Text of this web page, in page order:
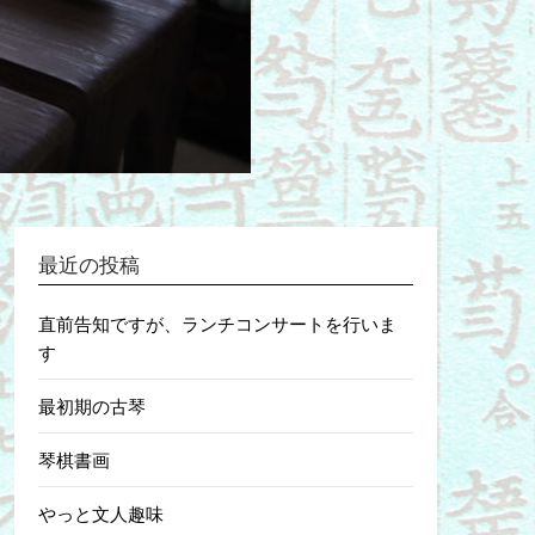
最近の投稿
直前告知ですが、ランチコンサートを行いま
す
最初期の古琴
琴棋書画
やっと文人趣味